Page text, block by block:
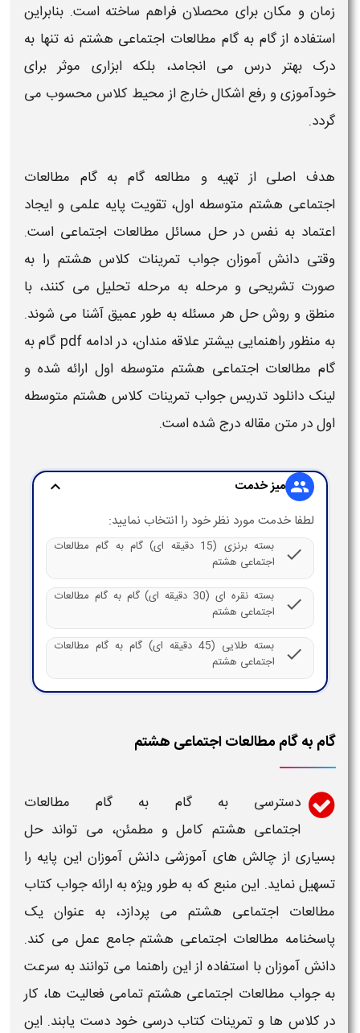
زمان و مکان برای محصلان فراهم ساخته است. بنابراین
استفاده ازگام به گام مطالعات اجتماعی هشتم نه تنها به
درک بهتر درس می انجامد، بلکه ابزاری موثر برای
خودآموزی و رفع اشکال خارج از محیط کلاس محسوب می
گردد.
هدف اصلی از تهیه و مطالعهگام به گام مطالعات
اجتماعی هشتم متوسطه اول، تقویت پایه علمی و ایجاد
اعتماد به نفس در حل مسائل مطالعات اجتماعی است.
وقتی دانش آموزانجواب تمرینات کلاس هشتم را به
صورت تشریحی و مرحله به مرحله تحلیل می کنند، با
منطق و روش حل هر مسئله به طور عمیق آشنا می شوند.
به منظور راهنمایی بیشتر علاقه مندان، در ادامهpdf گام به
گام مطالعات اجتماعی هشتم متوسطه اول ارائه شده و
لینک دانلود تدریس جواب تمرینات کلاس هشتم متوسطه
اولدر متن مقاله درج شده است.
group میز خدمت expand_more
لطفا خدمت مورد نظر خود را انتخاب نمایید:
check
بسته برنزی (15 دقیقه ای) گام به گام مطالعات
اجتماعی هشتم
check
بسته نقره ای (30 دقیقه ای) گام به گام مطالعات
اجتماعی هشتم
check
بسته طلایی (45 دقیقه ای) گام به گام مطالعات
اجتماعی هشتم
گام به گام مطالعات اجتماعی هشتم
دسترسی به گام به گام مطالعات
اجتماعی هشتم کامل و مطمئن، می تواند حل
بسیاری از چالش های آموزشی دانش آموزان این پایه را
تسهیل نماید. این منبع که به طور ویژه به ارائهجواب کتاب
مطالعات اجتماعی هشتم می پردازد، به عنوان یک
پاسخنامه مطالعات اجتماعی هشتمجامع عمل می کند.
دانش آموزان با استفاده از این راهنما می توانند به سرعت
بهجواب مطالعات اجتماعی هشتمتمامی فعالیت ها، کار
در کلاس ها و تمرینات کتاب درسیخود دست یابند. این